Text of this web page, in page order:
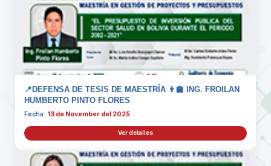
📍DEFENSA DE TESIS DE MAESTRÍA 👨‍🏫 ING. FROILAN
HUMBERTO PINTO FLORES
Fecha: 13 de November del 2025
Ver detalles